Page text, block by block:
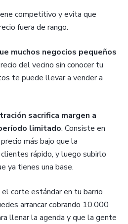
competitivo y evita que
fuera de rango.
muchos negocios pequeños
del vecino sin conocer tu
te puede llevar a vender a
sacrifica margen a
limitado. Consiste en
más bajo que la
rápido, y luego subirlo
ya tienes una base.
corte estándar en tu barrio
arrancar cobrando 10.000
llenar la agenda y que la gente